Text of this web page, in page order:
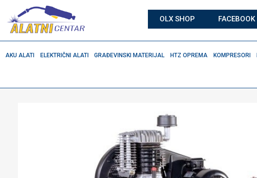
OLX SHOP FACEBOOK
AKU ALATI ELEKTRIČNI ALATI GRAĐEVINSKI MATERIJAL HTZ OPREMA KOMPRESORI